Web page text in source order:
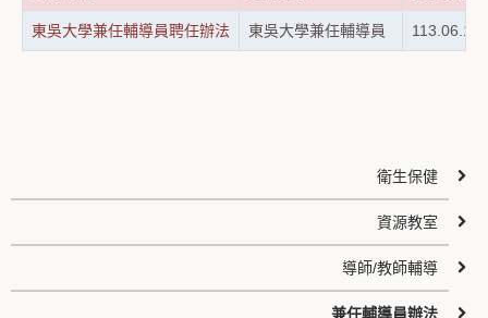
東吳大學兼任輔導員聘任辦法 東吳大學兼任輔導員 113.06.19
衛生保健
資源教室
導師/教師輔導
兼任輔導員辦法